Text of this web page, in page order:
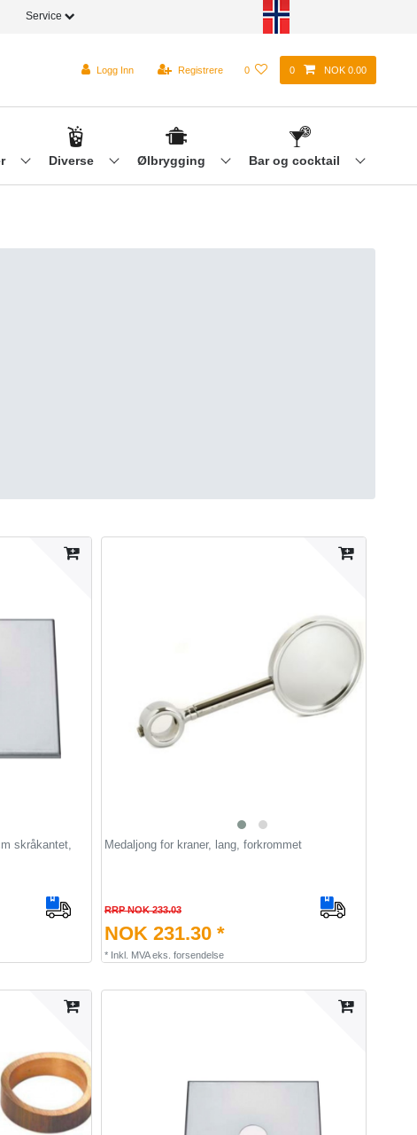
Service
Logg Inn Registrere 0 0 NOK 0.00
Diverse Ølbrygging Bar og cocktail
skråkantet,
Medaljong for kraner, lang, forkrommet
RRP NOK 233.03
NOK 231.30 *
* Inkl. MVAeks. forsendelse